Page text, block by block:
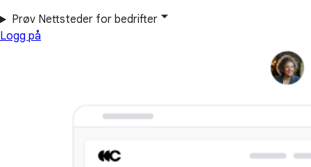
Prøv Nettsteder for bedrifter
Logg på